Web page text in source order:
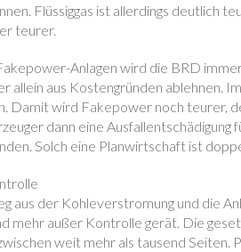
Flüssiggas ist allerdings deutlich
teurer.
Anlagen wird die BRD
allein aus Kostengründen ablehnen.
Damit wird Fakepower noch teurer,
dann eine
Solch eine Planwirtschaft ist
aus der Kohleverstromung und die
mehr außer Kontrolle gerät. Die
weit mehr als tausend Seiten.